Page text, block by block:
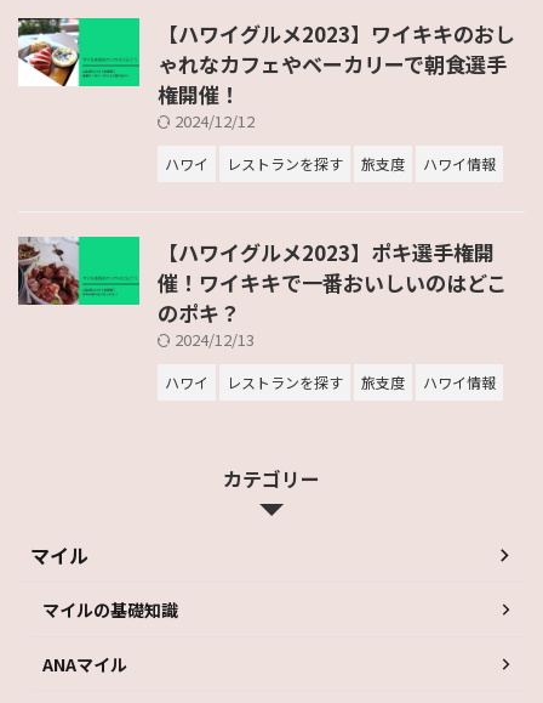
【ハワイグルメ2023】ワイキキのおし
ゃれなカフェやベーカリーで朝食選手
権開催！
2024/12/12
ハワイ レストランを探す 旅支度 ハワイ情報
【ハワイグルメ2023】ポキ選手権開
催！ワイキキで一番おいしいのはどこ
のポキ？
2024/12/13
ハワイ レストランを探す 旅支度 ハワイ情報
カテゴリー
マイル
マイルの基礎知識
ANAマイル